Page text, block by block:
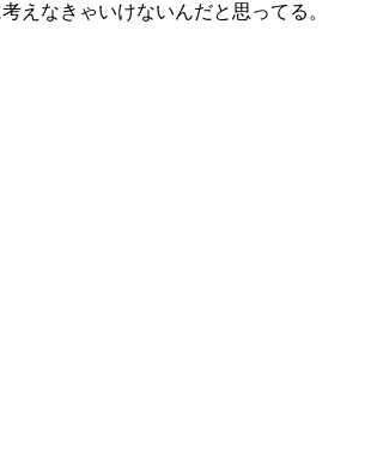
えなきゃいけないんだと思ってる。